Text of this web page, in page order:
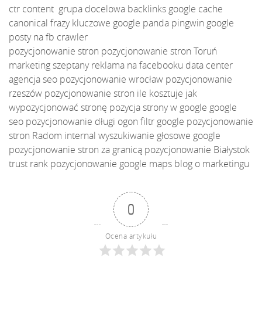
ctr content grupa docelowa backlinks google cache
canonical frazy kluczowe google panda pingwin google
posty na fb crawler
pozycjonowanie stron pozycjonowanie stron Toruń
marketing szeptany reklama na facebooku data center
agencja seo pozycjonowanie wrocław pozycjonowanie
rzeszów pozycjonowanie stron ile kosztuje jak
wypozycjonować stronę pozycja strony w google google
seo pozycjonowanie długi ogon filtr google pozycjonowanie
stron Radom internal wyszukiwanie głosowe google
pozycjonowanie stron za granicą pozycjonowanie Białystok
trust rank pozycjonowanie google maps blog o marketingu
0
Ocena artykułu